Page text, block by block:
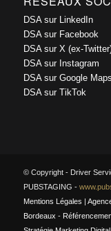
DSA sur LinkedIn
DSA sur Facebook
DSA sur X (ex-
DSA sur Instagram
DSA sur Google Maps
DSA sur TikTok
© Copyright - Driver
PUBSTAGING -
Mentions Légales |
Bordeaux -